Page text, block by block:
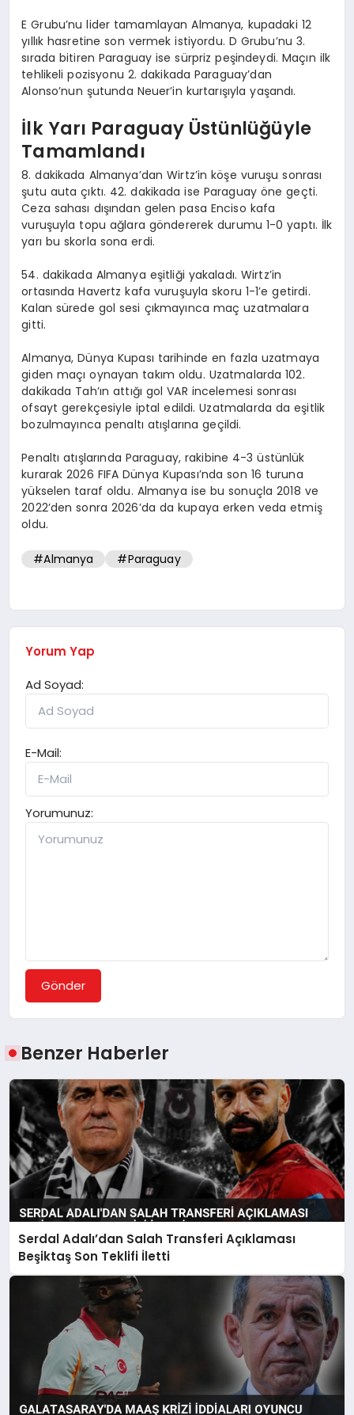
E Grubu’nu lider tamamlayan Almanya, kupadaki 12
yıllık hasretine son vermek istiyordu. D Grubu’nu 3.
sırada bitiren Paraguay ise sürpriz peşindeydi. Maçın ilk
tehlikeli pozisyonu 2. dakikada Paraguay’dan
Alonso’nun şutunda Neuer’in kurtarışıyla yaşandı.
İlk Yarı Paraguay Üstünlüğüyle
Tamamlandı
8. dakikada Almanya’dan Wirtz’in köşe vuruşu sonrası
şutu auta çıktı. 42. dakikada ise Paraguay öne geçti.
Ceza sahası dışından gelen pasa Enciso kafa
vuruşuyla topu ağlara göndererek durumu 1-0 yaptı. İlk
yarı bu skorla sona erdi.
54. dakikada Almanya eşitliği yakaladı. Wirtz’in
ortasında Havertz kafa vuruşuyla skoru 1-1’e getirdi.
Kalan sürede gol sesi çıkmayınca maç uzatmalara
gitti.
Almanya, Dünya Kupası tarihinde en fazla uzatmaya
giden maçı oynayan takım oldu. Uzatmalarda 102.
dakikada Tah’ın attığı gol VAR incelemesi sonrası
ofsayt gerekçesiyle iptal edildi. Uzatmalarda da eşitlik
bozulmayınca penaltı atışlarına geçildi.
Penaltı atışlarında Paraguay, rakibine 4-3 üstünlük
kurarak 2026 FIFA Dünya Kupası’nda son 16 turuna
yükselen taraf oldu. Almanya ise bu sonuçla 2018 ve
2022’den sonra 2026’da da kupaya erken veda etmiş
oldu.
#Almanya #Paraguay
Yorum Yap
Ad Soyad:
E-Mail:
Yorumunuz:
Gönder
Benzer Haberler
Serdal Adalı’dan Salah Transferi Açıklaması
Beşiktaş Son Teklifi İletti